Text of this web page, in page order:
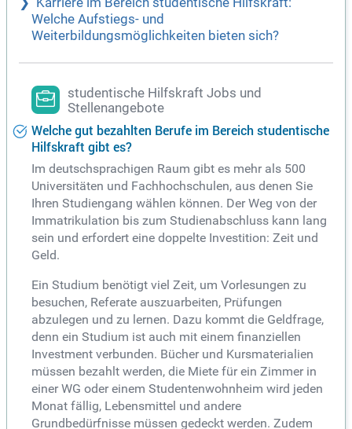
Karriere im Bereich studentische Hilfskraft:
Welche Aufstiegs- und
Weiterbildungsmöglichkeiten bieten sich?
studentische Hilfskraft Jobs und
Stellenangebote
Welche gut bezahlten Berufe im Bereich studentische
Hilfskraft gibt es?
Im deutschsprachigen Raum gibt es mehr als 500
Universitäten und Fachhochschulen, aus denen Sie
Ihren Studiengang wählen können. Der Weg von der
Immatrikulation bis zum Studienabschluss kann lang
sein und erfordert eine doppelte Investition: Zeit und
Geld.
Ein Studium benötigt viel Zeit, um Vorlesungen zu
besuchen, Referate auszuarbeiten, Prüfungen
abzulegen und zu lernen. Dazu kommt die Geldfrage,
denn ein Studium ist auch mit einem finanziellen
Investment verbunden. Bücher und Kursmaterialien
müssen bezahlt werden, die Miete für ein Zimmer in
einer WG oder einem Studentenwohnheim wird jeden
Monat fällig, Lebensmittel und andere
Grundbedürfnisse müssen gedeckt werden. Zudem